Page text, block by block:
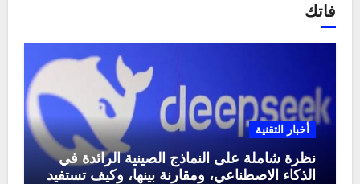
فاتك
أخبار التقنية
نظرة شاملة على النماذج الصينية الرائدة في
الذكاء الاصطناعي، ومقارنة بينها، وكيف تستفيد